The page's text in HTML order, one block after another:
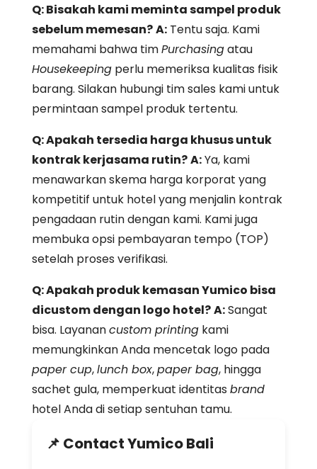
Q: Bisakah kami meminta sampel produk
sebelum memesan?A:Tentu saja. Kami
memahami bahwa timPurchasingatau
Housekeepingperlu memeriksa kualitas fisik
barang. Silakan hubungi tim sales kami untuk
permintaan sampel produk tertentu.
Q: Apakah tersedia harga khusus untuk
kontrak kerjasama rutin?A:Ya, kami
menawarkan skema harga korporat yang
kompetitif untuk hotel yang menjalin kontrak
pengadaan rutin dengan kami. Kami juga
membuka opsi pembayaran tempo (TOP)
setelah proses verifikasi.
Q: Apakah produk kemasan Yumico bisa
dicustom dengan logo hotel?A:Sangat
bisa. Layanancustom printingkami
memungkinkan Anda mencetak logo pada
paper cup,lunch box,paper bag, hingga
sachet gula, memperkuat identitas brand
hotel Anda di setiap sentuhan tamu.
📌 Contact Yumico Bali